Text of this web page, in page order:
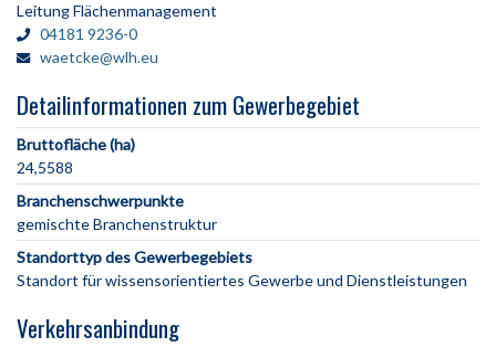
Leitung Flächenmanagement
04181 9236-0
waetcke@wlh.eu
Detailinformationen zum Gewerbegebiet
Bruttofläche (ha)
24,5588
Branchenschwerpunkte
gemischte Branchenstruktur
Standorttyp des Gewerbegebiets
Standort für wissensorientiertes Gewerbe und Dienstleistungen
Verkehrsanbindung